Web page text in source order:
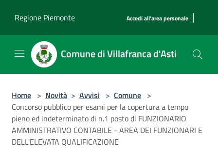
Regione Piemonte
Accedi all'area personale |
Comune di Villafranca d'Asti
Home > Novità > Avvisi > Comune >
Concorso pubblico per esami per la copertura a tempo
pieno ed indeterminato di n.1 posto di FUNZIONARIO
AMMINISTRATIVO CONTABILE - AREA DEI FUNZIONARI E
DELL'ELEVATA QUALIFICAZIONE